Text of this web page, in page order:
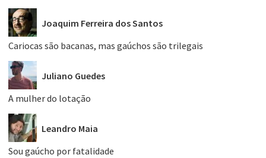
Joaquim Ferreira dos Santos
Cariocas são bacanas, mas gaúchos são trilegais
Juliano Guedes
A mulher do lotação
Leandro Maia
Sou gaúcho por fatalidade